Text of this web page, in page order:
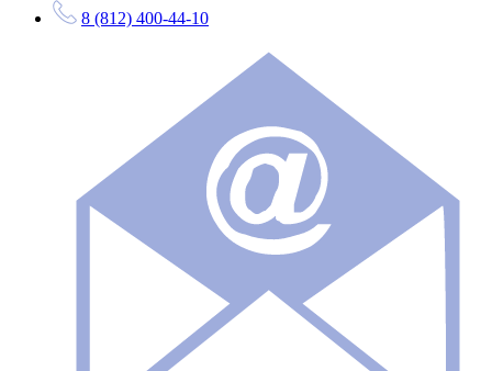
8 (812) 400-44-10